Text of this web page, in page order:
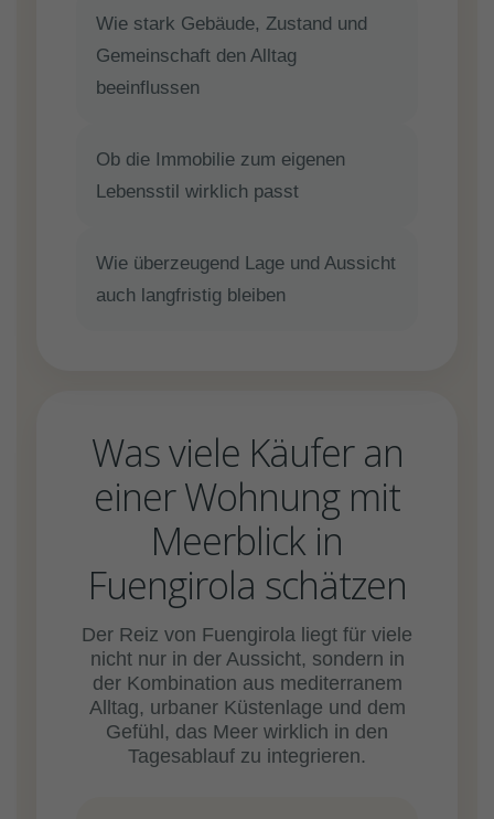
Wie stark Gebäude, Zustand und
Gemeinschaft den Alltag
beeinflussen
Ob die Immobilie zum eigenen
Lebensstil wirklich passt
Wie überzeugend Lage und Aussicht
auch langfristig bleiben
Was viele Käufer an
einer Wohnung mit
Meerblick in
Fuengirola schätzen
Der Reiz von Fuengirola liegt für viele
nicht nur in der Aussicht, sondern in
der Kombination aus mediterranem
Alltag, urbaner Küstenlage und dem
Gefühl, das Meer wirklich in den
Tagesablauf zu integrieren.